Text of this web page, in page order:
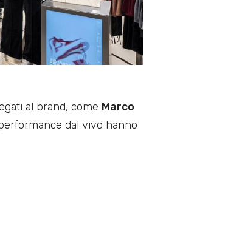
al brand, come Marco
dal vivo hanno